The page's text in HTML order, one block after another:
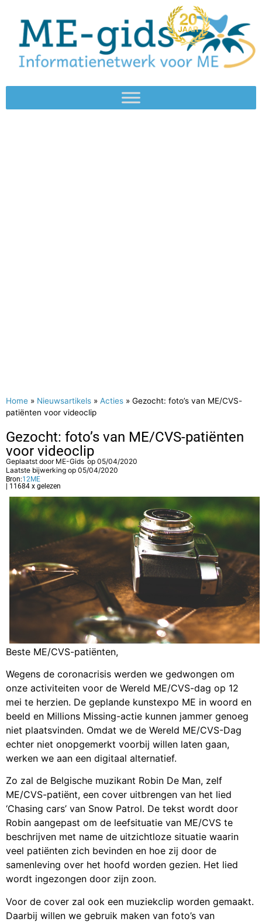
Home » Nieuwsartikels » Acties » Gezocht: foto’s van ME/CVS-
patiënten voor videoclip
Gezocht: foto’s van ME/CVS-patiënten
voor videoclip
Geplaatst door ME-Gids op 05/04/2020
Laatste bijwerking op 05/04/2020
Bron:12ME
| 11684 x gelezen
Beste ME/CVS-patiënten,
Wegens de coronacrisis werden we gedwongen om
onze activiteiten voor de Wereld ME/CVS-dag op 12
mei te herzien. De geplande kunstexpo ME in woord en
beeld en Millions Missing-actie kunnen jammer genoeg
niet plaatsvinden. Omdat we de Wereld ME/CVS-Dag
echter niet onopgemerkt voorbij willen laten gaan,
werken we aan een digitaal alternatief.
Zo zal de Belgische muzikant Robin De Man, zelf
ME/CVS-patiënt, een cover uitbrengen van het lied
‘Chasing cars’ van Snow Patrol. De tekst wordt door
Robin aangepast om de leefsituatie van ME/CVS te
beschrijven met name de uitzichtloze situatie waarin
veel patiënten zich bevinden en hoe zij door de
samenleving over het hoofd worden gezien. Het lied
wordt ingezongen door zijn zoon.
Voor de cover zal ook een muziekclip worden gemaakt.
Daarbij willen we gebruik maken van foto’s van